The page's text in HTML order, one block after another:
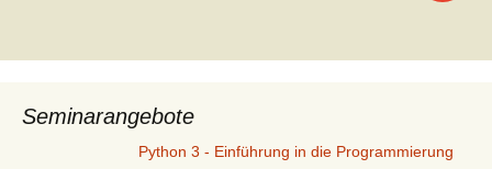
Seminarangebote
Python 3 - Einführung in die Programmierung